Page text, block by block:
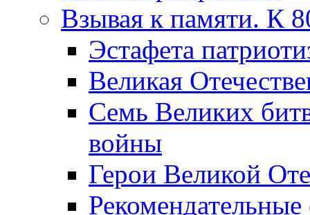
Взывая к памяти. К
Эcтафета
Великая
Семь Великих
войны
Герои Великой
Рекомендательные